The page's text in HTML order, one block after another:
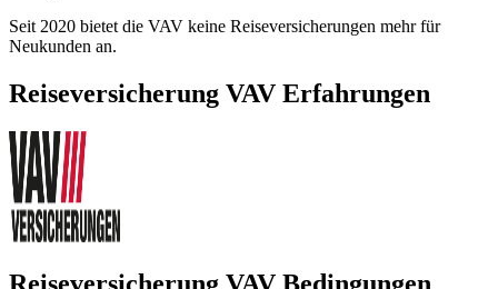
Seit 2020 bietet die VAV keine Reiseversicherungen mehr für
Neukunden an.
Reiseversicherung VAV Erfahrungen